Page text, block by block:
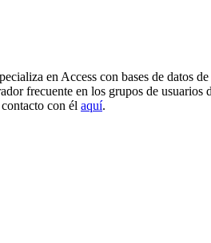
en Access con bases de datos
frecuente en los grupos de
con él aquí.